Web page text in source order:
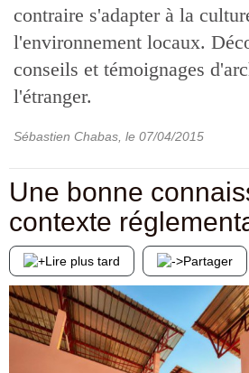
contraire s'adapter à la
l'environnement locaux.
conseils et témoignages
l'étranger.
Sébastien Chabas , le 07/04/2015
Une bonne
contexte
Lire plus tard Partager